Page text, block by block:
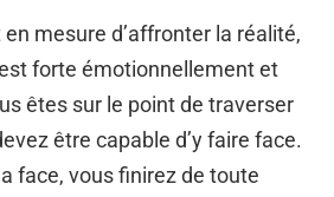
mesure d’affronter la réalité,
forte émotionnellement et
êtes sur le point de traverser
être capable d’y faire face.
face, vous finirez de toute